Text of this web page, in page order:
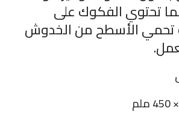
تحتوي الفكوك على
تحمي الأسطح من الخدوش